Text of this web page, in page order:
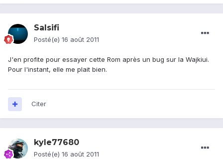
Salsifi
Posté(e) 16 août 2011
J'en profite pour essayer cette Rom après un bug sur la Wajkiui.
Pour l'instant, elle me plait bien.
Citer
kyle77680
Posté(e) 16 août 2011